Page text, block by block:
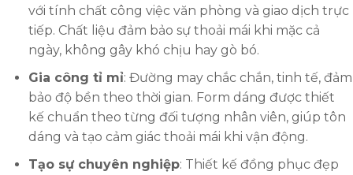
với tính chất công việc văn phòng và giao dịch trực
tiếp. Chất liệu đảm bảo sự thoải mái khi mặc cả
ngày, không gây khó chịu hay gò bó.
Gia công tỉ mỉ: Đường may chắc chắn, tinh tế, đảm
bảo độ bền theo thời gian. Form dáng được thiết
kế chuẩn theo từng đối tượng nhân viên, giúp tôn
dáng và tạo cảm giác thoải mái khi vận động.
Tạo sự chuyên nghiệp: Thiết kế đồng phục đẹp